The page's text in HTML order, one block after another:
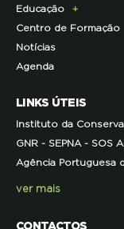
Infraestruturas
Contactos e
Representações
Projetos
Outros Projetos
Histórico de
Clipping
Press Kit
Campanhas
ECOs-Locais
Dicas úteis
Iniciativas
Pareceres
Parcerias
Projetos
Semana do
Educação
Área dos
Recursos
Literacia para a
Projetos
Centro de Formação
Formação
Formação
Outras Formações
Notícias
Agenda
LINKS ÚTEIS
Instituto da
GNR - SEPNA - SOS
Agência Portuguesa
ver mais
CONTACTOS